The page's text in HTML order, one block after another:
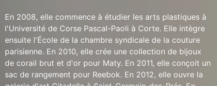
En 2008, elle commence à étudier les arts plastiques à
l'Université de Corse Pascal-Paoli à Corte. Elle intègre
ensuite l'École de la chambre syndicale de la couture
parisienne. En 2010, elle crée une collection de bijoux
de corail brut et d'or pour Maty. En 2011, elle conçoit un
sac de rangement pour Reebok. En 2012, elle ouvre la